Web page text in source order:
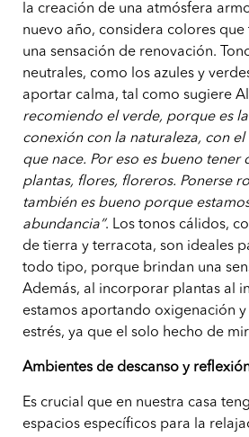
la creación de una atmósfera
nuevo año, considera colores que
una sensación de renovación.
neutrales, como los azules y
aportar calma, tal como sugiere
recomiendo el verde, porque es
conexión con la naturaleza, con
que nace. Por eso es bueno tener
plantas, flores, floreros. Ponerse
también es bueno porque
abundancia”. Los tonos cálidos,
de tierra y terracota, son ideales
todo tipo, porque brindan una
Además, al incorporar plantas al
estamos aportando oxigenación y
estrés, ya que el solo hecho de
Ambientes de descanso y
Es crucial que en nuestra casa
espacios específicos para la